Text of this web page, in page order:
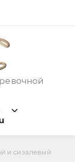
и сизалевый